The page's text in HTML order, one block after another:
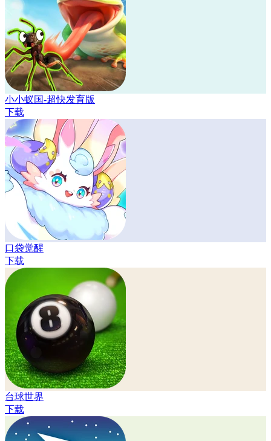
小小蚁国-超快发育版
下载
口袋觉醒
下载
台球世界
下载